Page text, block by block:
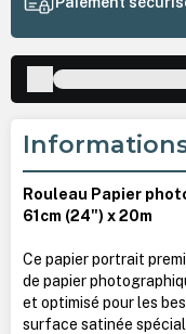
Rouleau Papier
61cm (24") x 20m
Ce papier portrait
de papier
et optimisé pour les
surface satinée